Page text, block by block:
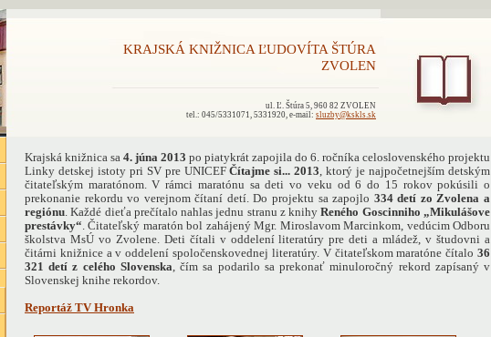
KRAJSKÁ KNIŽNICA ĽUDOVÍTA ŠTÚRA
ZVOLEN
ul. Ľ. Štúra 5, 960 82 ZVOLEN
tel.: 045/5331071, 5331920, e-mail: sluzby@kskls.sk
Krajská knižnica sa 4. júna 2013 po piatykrát zapojila do 6. ročníka celoslovenského projektu
Linky detskej istoty pri SV pre UNICEFČítajme si... 2013, ktorý je najpočetnejším detským
čitateľským maratónom. V rámci maratónu sa deti vo veku od 6 do 15 rokov pokúsili o
prekonanie rekordu vo verejnom čítaní detí. Do projektu sa zapojlo 334 detí zo Zvolena a
regiónu. Každé dieťa prečítalo nahlas jednu stranu z knihyReného Goscinniho „Mikulášove
prestávky“.Čitateľský maratón bol zahájený Mgr. Miroslavom Marcinkom, vedúcim Odboru
školstva MsÚ vo Zvolene. Deti čítali v oddelení literatúry pre deti a mládež, v študovni a
čitárni knižnice a v oddelení spoločenskovednej literatúry. V čitateľskom maratóne čítalo 36
321 detí z celého Slovenska, čím sa podarilo sa prekonať minuloročný rekord zapísaný v
Slovenskej knihe rekordov.
Reportáž TV Hronka